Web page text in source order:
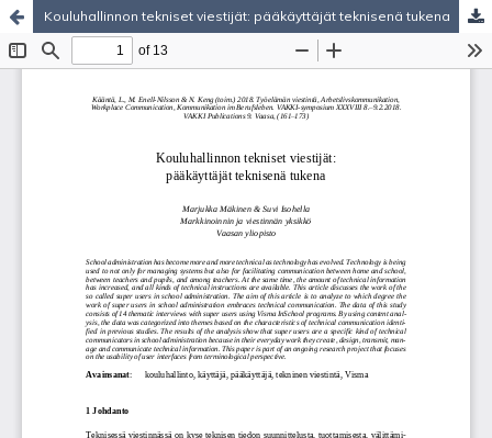
Kouluhallinnon tekniset viestijät: pääkäyttäjät teknisenä tukena
Hosted bythe Federation of Finnish Learned Societies